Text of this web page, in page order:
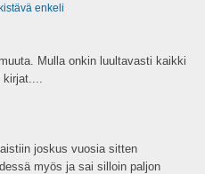
enkeli
Mulla onkin luultavasti kaikki
joskus vuosia sitten
myös ja sai silloin paljon